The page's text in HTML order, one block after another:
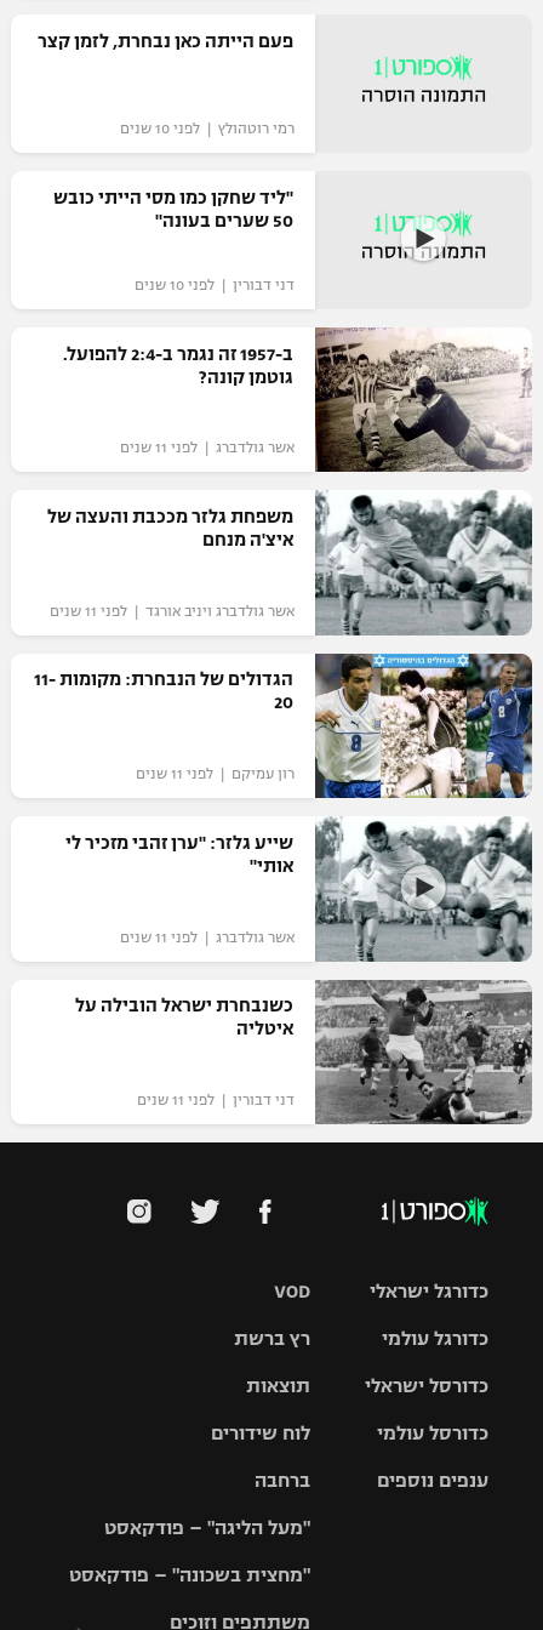
הצטרפות לחבילת הערוצים
תגיות
המגזין
פעם הייתה כאן נבחרת, לזמן קצר
רמי רוטהולץ | לפני 10 שנים
"ליד שחקן כמו מסי הייתי כובש
50 שערים בעונה"
דני דבורין | לפני 10 שנים
ב-1957 זה נגמר ב-2:4 להפועל.
גוטמן קונה?
אשר גולדברג | לפני 11 שנים
משפחת גלזר מככבת והעצה של
איצ'ה מנחם
אשר גולדברג ויניב אורגד | לפני 11 שנים
הגדולים של הנבחרת: מקומות 11-
20
רון עמיקם | לפני 11 שנים
שייע גלזר: "ערן זהבי מזכיר לי
אותי"
אשר גולדברג | לפני 11 שנים
כשנבחרת ישראל הובילה על
איטליה
דני דבורין | לפני 11 שנים
VOD
רץ ברשת
תוצאות
לוח שידורים
ברחבה
"מעל הליגה" – פודקאסט
"מחצית בשכונה" – פודקאסט
משתתפים וזוכים
כדורגל ישראלי
גביע הטוטו
כדורגל עולמי
האלופות
ליגה
כדורסל ישראלי
סל
כדורסל עולמי
ענפים נוספים